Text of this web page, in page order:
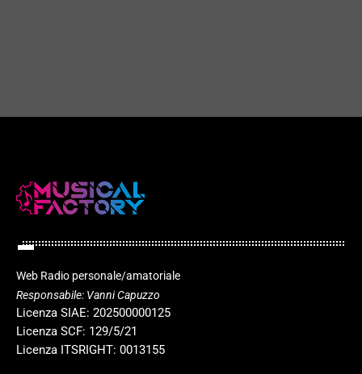
Web Radio personale/amatoriale
Responsabile: Vanni Capuzzo
Licenza SIAE: 202500000125
Licenza SCF: 129/5/21
Licenza ITSRIGHT: 0013155